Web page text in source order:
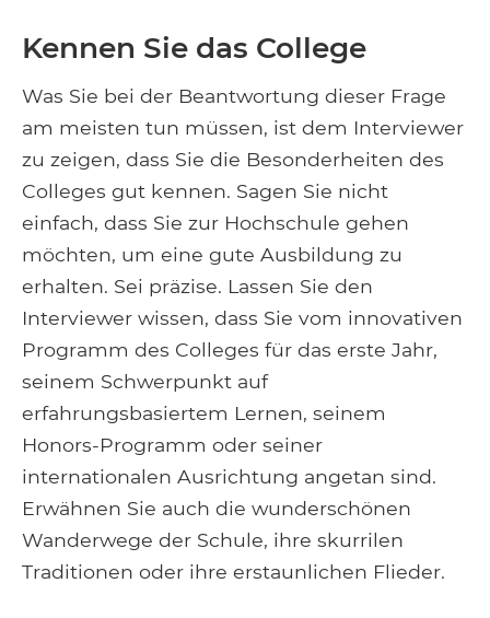
Kennen Sie das College
Was Sie bei der Beantwortung dieser Frage
am meisten tun müssen, ist dem Interviewer
zu zeigen, dass Sie die Besonderheiten des
Colleges gut kennen. Sagen Sie nicht
einfach, dass Sie zur Hochschule gehen
möchten, um eine gute Ausbildung zu
erhalten. Sei präzise. Lassen Sie den
Interviewer wissen, dass Sie vom innovativen
Programm des Colleges für das erste Jahr,
seinem Schwerpunkt auf
erfahrungsbasiertem Lernen, seinem
Honors-Programm oder seiner
internationalen Ausrichtung angetan sind.
Erwähnen Sie auch die wunderschönen
Wanderwege der Schule, ihre skurrilen
Traditionen oder ihre erstaunlichen Flieder.